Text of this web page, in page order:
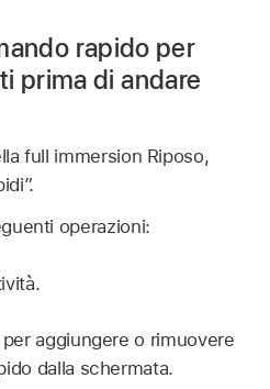
rapido per
prima di andare
full immersion Riposo,
operazioni:
aggiungere o rimuovere
dalla schermata.